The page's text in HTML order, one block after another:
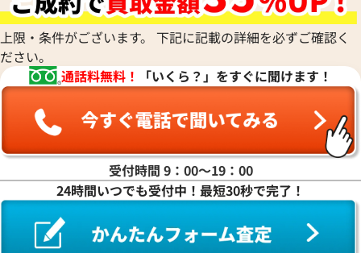
上限・条件がございます。 下記に記載の詳細を必ずご確認く
ださい。
通話料無料！
「いくら？」をすぐに聞けます！
受付時間 9：00〜19：00
24時間いつでも受付中！最短30秒で完了！